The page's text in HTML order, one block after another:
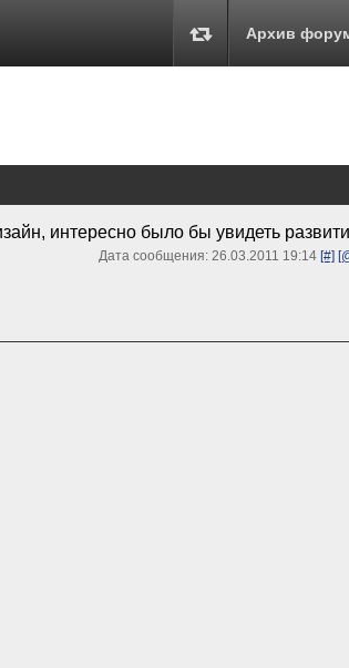
Архив
интересно было бы увидеть
Дата сообщения: 26.03.2011 19:14 [#]